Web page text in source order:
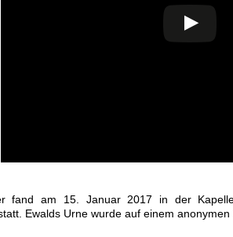
fand am 15. Januar 2017 in der
Ewalds Urne wurde auf einem